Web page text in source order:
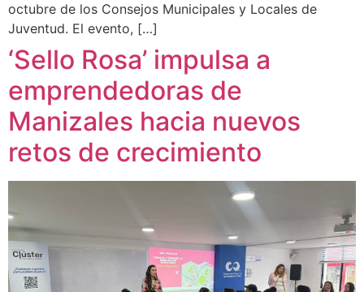
octubre de los Consejos Municipales y Locales de
Juventud. El evento, […]
‘Sello Rosa’ impulsa a
emprendedoras de
Manizales hacia nuevos
retos de crecimiento